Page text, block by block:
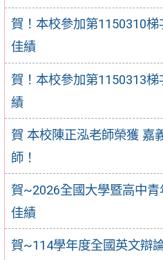
賀！本校參加第1150310
佳績
賀！本校參加第1150313
績
賀 本校陳正泓老師榮獲 嘉
師！
賀~2026全國大學暨高中
佳績
賀~114學年度全國英文辯